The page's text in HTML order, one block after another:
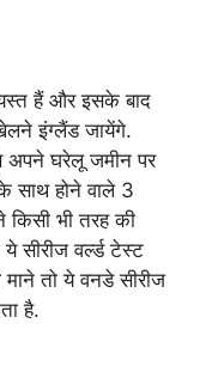
हैं और इसके बाद
इंग्लैंड जायेंगे.
अपने घरेलू जमीन पर
साथ होने वाले 3
किसी भी तरह की
सीरीज वर्ल्ड टेस्ट
तो ये वनडे सीरीज
है.